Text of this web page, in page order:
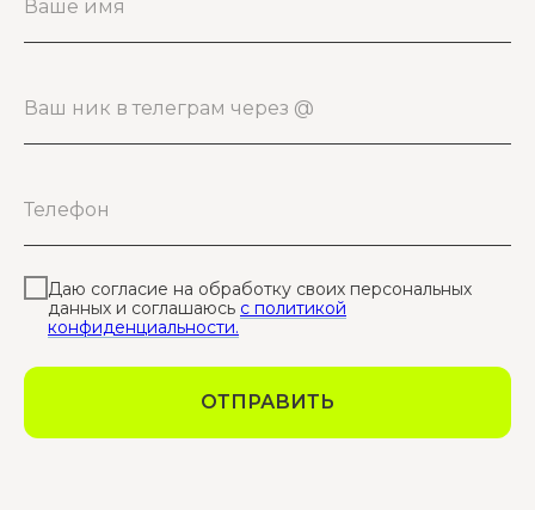
Даю согласие на обработку своих персональных
данных и соглашаюсь с политикой
конфиденциальности.
ОТПРАВИТЬ